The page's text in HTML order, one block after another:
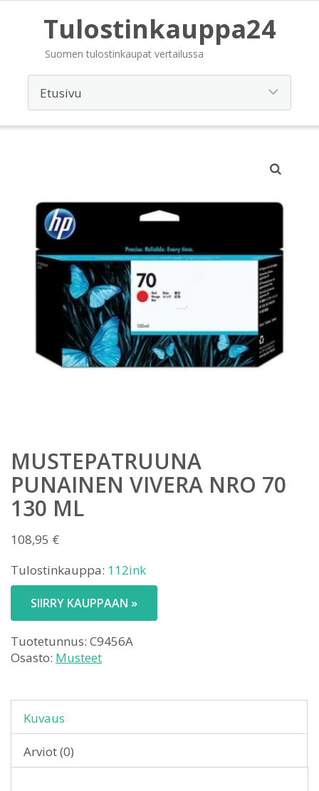
Tulostinkauppa24
Suomen tulostinkaupat vertailussa
MUSTEPATRUUNA
PUNAINEN VIVERA NRO 70
130 ML
108,95 €
Tulostinkauppa: 112ink
SIIRRY KAUPPAAN »
Tuotetunnus: C9456A
Osasto: Musteet
Kuvaus
Arviot (0)